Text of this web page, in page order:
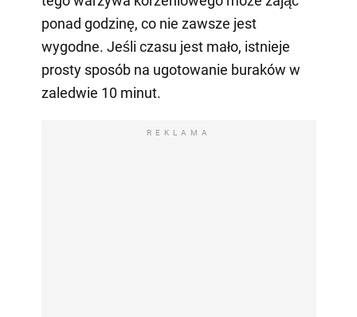
ponad godzinę, co nie zawsze jest
wygodne. Jeśli czasu jest mało, istnieje
prosty sposób na ugotowanie buraków w
zaledwie 10 minut.
REKLAMA